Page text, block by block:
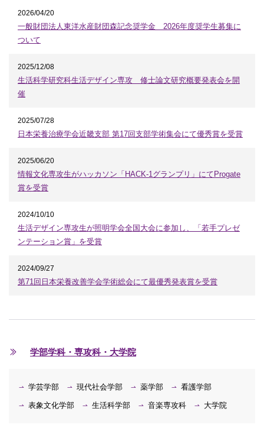
2026/04/20
一般財団法人東洋水産財団森記念奨学金 2026年度奨学生募集に
ついて
2025/12/08
生活科学研究科生活デザイン専攻 修士論文研究概要発表会を開
催
2025/07/28
日本栄養治療学会近畿支部 第17回支部学術集会にて優秀賞を受賞
2025/06/20
情報文化専攻生がハッカソン「HACK-1グランプリ」にてProgate
賞を受賞
2024/10/10
生活デザイン専攻生が照明学会全国大会に参加し、「若手プレゼ
ンテーション賞」を受賞
2024/09/27
第71回日本栄養改善学会学術総会にて最優秀発表賞を受賞
学部学科・専攻科・大学院
学芸学部 現代社会学部 薬学部 看護学部
表象文化学部 生活科学部 音楽専攻科 大学院